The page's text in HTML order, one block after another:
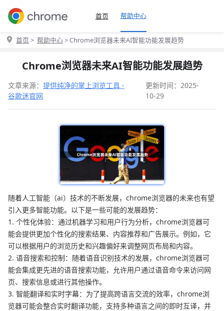
首页 帮助中心
首页 > 帮助中心> Chrome浏览器未来AI智能功能发展趋势
Chrome浏览器未来AI智能功能发展趋势
文章来源： 提供纯净的掌上浏览工具 -
谷歌迷官网
更新时间：2025-
10-29
随着人工智能（ai）技术的不断发展，chrome浏览器的未来也有望
引入更多智能功能。以下是一些可能的发展趋势：
1. 个性化体验：通过机器学习和用户行为分析，chrome浏览器可
能会提供更加个性化的搜索结果、内容推荐和广告展示。例如，它
可以根据用户的浏览历史和兴趣偏好来调整网页布局和内容。
2. 语音搜索和控制：随着语音识别技术的发展，chrome浏览器可
能会集成更先进的语音搜索功能，允许用户通过语音命令来访问网
页、搜索信息或进行其他操作。
3. 智能翻译和实时字幕：为了提高跨语言交流的效率，chrome浏
览器可能会整合实时翻译功能，支持多种语言之间的即时互译，并